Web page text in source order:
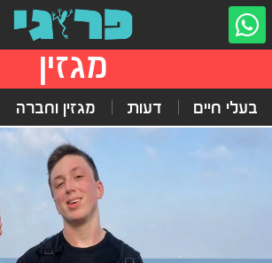
מגזין
בעלי חיים דעות מגזין וחברה